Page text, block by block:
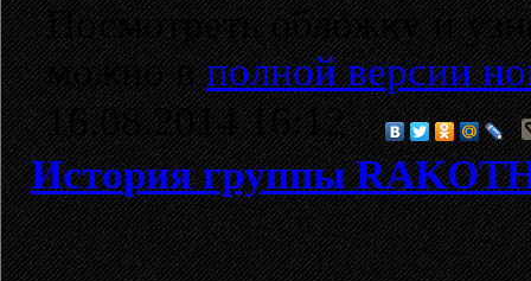
Посмотреть обложку и
можно вполной версии
16.08.2014 16:12
История группы